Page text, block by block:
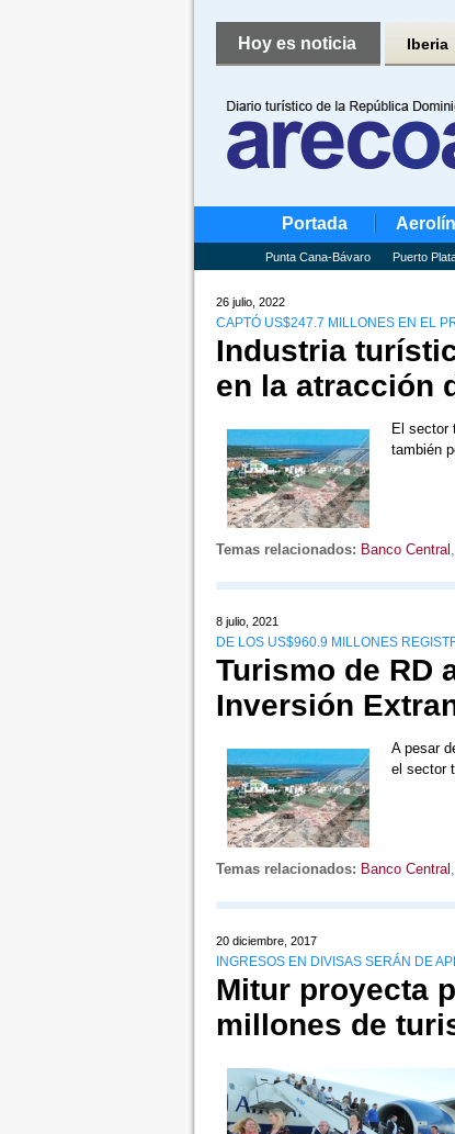
Hoy es noticia Iberia
Portada
Punta Cana-Bávaro Puerto
26 julio, 2022
CAPTÓ US$247.7 MILLONES EN EL
Industria
en la atracción
El sector
también
Temas relacionados: Banco Central ,
8 julio, 2021
DE LOS US$960.9 MILLONES
Turismo de RD
Inversión
A pesar
el sector
Temas relacionados: Banco Central ,
20 diciembre, 2017
INGRESOS EN DIVISAS SERÁN DE
Mitur proyecta
millones de